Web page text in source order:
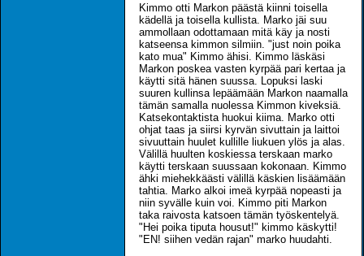
Kimmo otti Markon päästä kiinni toisella
kädellä ja toisella kullista. Marko jäi suu
ammollaan odottamaan mitä käy ja nosti
katseensa kimmon silmiin. "just noin poika
kato mua" Kimmo ähisi. Kimmo läskäsi
Markon poskea vasten kyrpää pari kertaa ja
käytti sitä hänen suussa. Lopuksi laski
suuren kullinsa lepäämään Markon naamalla
tämän samalla nuolessa Kimmon kiveksiä.
Katsekontaktista huokui kiima. Marko otti
ohjat taas ja siirsi kyrvän sivuttain ja laittoi
sivuuttain huulet kullille liukuen ylös ja alas.
Välillä huulten koskiessa terskaan marko
käytti terskaan suussaan kokonaan. Kimmo
ähki miehekkäästi välillä käskien lisäämään
tahtia. Marko alkoi imeä kyrpää nopeasti ja
niin syvälle kuin voi. Kimmo piti Markon
taka raivosta katsoen tämän työskentelyä.
"Hei poika tiputa housut!" kimmo käskytti!
"EN! siihen vedän rajan" marko huudahti.